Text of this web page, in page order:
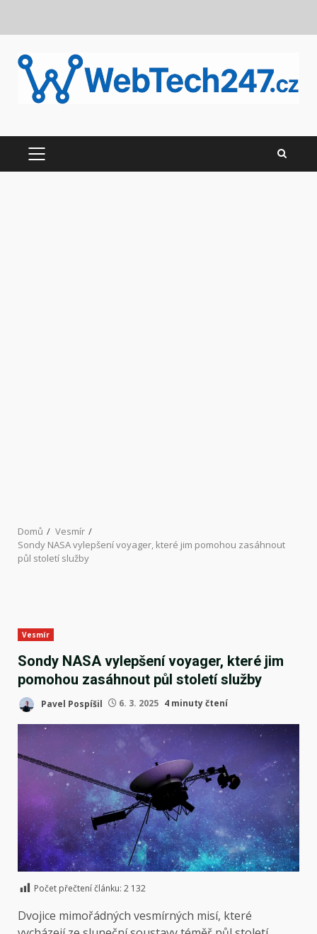
Domů
Vesmír
Sondy NASA vylepšení voyager, které jim pomohou zasáhnout
půl století služby
Vesmír
Sondy NASA vylepšení voyager, které jim
pomohou zasáhnout půl století služby
Pavel Pospíšil 6. 3. 2025 4 minuty čtení
Počet přečtení článku: 2 132
Dvojice mimořádných vesmírných misí, které